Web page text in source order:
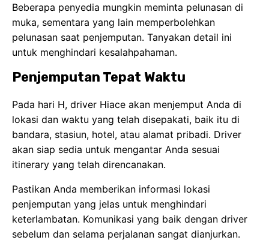
Beberapa penyedia mungkin meminta pelunasan di
muka, sementara yang lain memperbolehkan
pelunasan saat penjemputan. Tanyakan detail ini
untuk menghindari kesalahpahaman.
Penjemputan Tepat Waktu
Pada hari H, driver Hiace akan menjemput Anda di
lokasi dan waktu yang telah disepakati, baik itu di
bandara, stasiun, hotel, atau alamat pribadi. Driver
akan siap sedia untuk mengantar Anda sesuai
itinerary yang telah direncanakan.
Pastikan Anda memberikan informasi lokasi
penjemputan yang jelas untuk menghindari
keterlambatan. Komunikasi yang baik dengan driver
sebelum dan selama perjalanan sangat dianjurkan.